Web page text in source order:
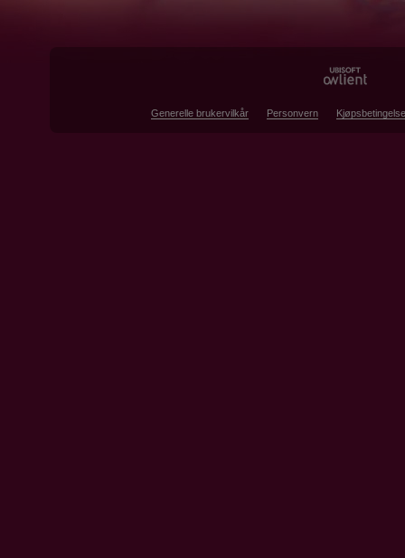
Generelle brukervilkår Personvern